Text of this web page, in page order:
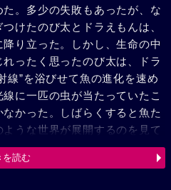
。多少の失敗もあったが、な
けたのび太とドラえもんは、
り立った。しかし、生命の中
ったく思ったのび太は、ドラ
線”を浴びせて魚の進化を速め
に一匹の虫が当たっていたこ
かった。しばらくすると魚た
うな世界が展開するのを見て
ちは小惑星の飛来によって絶
地球が誕生して46億年が経ち、
を読む